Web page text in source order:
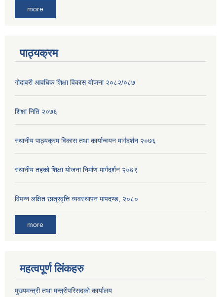
more
पाठ्यक्रम
गोदावरी आवधिक शिक्षा विकास योजना २०८२/०८७
शिक्षा निति २०७६
स्थानीय पाठ्यक्रम विकास तथा कार्यान्वयन मार्गदर्शन २०७६
स्थानीय तहको शिक्षा योजना निर्माण मार्गदर्शन २०७९
विपन्न लक्षित छात्रवृत्ति व्यवस्थापन मापदण्ड, २०८०
more
महत्वपूर्ण लिंकहरु
मुख्यमन्त्री तथा मन्त्रीपरिसदको कार्यालय